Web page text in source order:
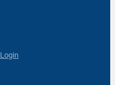
Login